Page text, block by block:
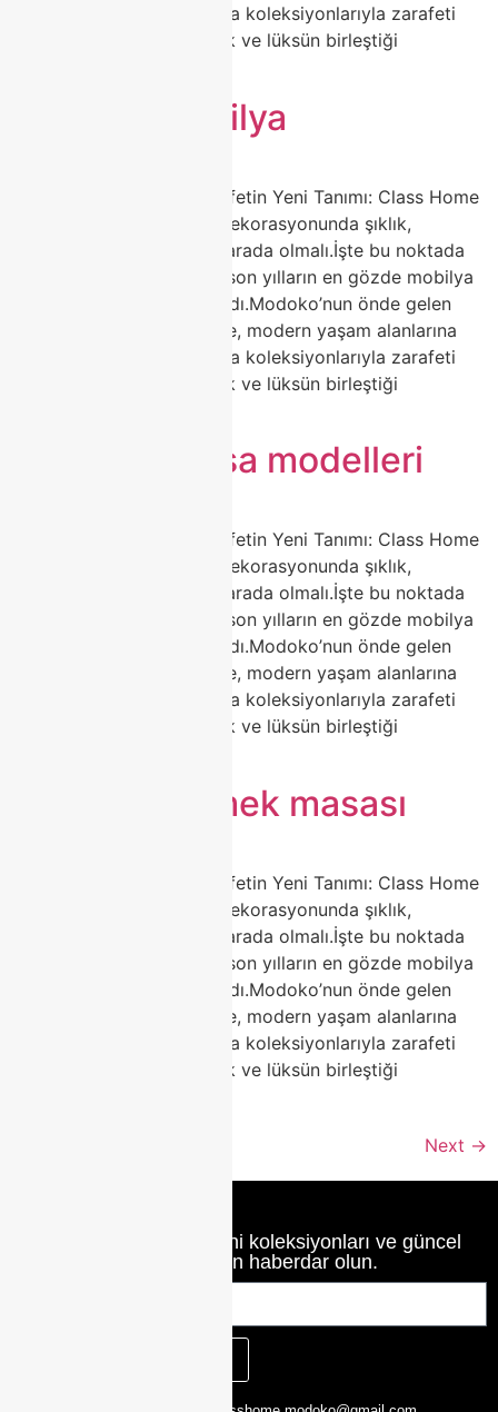
değer katan porselen masa koleksiyonlarıyla zarafeti
yeniden tanımlıyor. Sadelik ve lüksün birleştiği
modoko mobilya
🍽️ Porselen Masa ile Zarafetin Yeni Tanımı: Class Home
Modoko Koleksiyonu Ev dekorasyonunda şıklık,
dayanıklılık ve estetik bir arada olmalı.İşte bu noktada
porselen masa modelleri, son yılların en gözde mobilya
trendleri arasında yerini aldı.Modoko’nun önde gelen
markalarından Class Home, modern yaşam alanlarına
değer katan porselen masa koleksiyonlarıyla zarafeti
yeniden tanımlıyor. Sadelik ve lüksün birleştiği
porselen masa modelleri
🍽️ Porselen Masa ile Zarafetin Yeni Tanımı: Class Home
Modoko Koleksiyonu Ev dekorasyonunda şıklık,
dayanıklılık ve estetik bir arada olmalı.İşte bu noktada
porselen masa modelleri, son yılların en gözde mobilya
trendleri arasında yerini aldı.Modoko’nun önde gelen
markalarından Class Home, modern yaşam alanlarına
değer katan porselen masa koleksiyonlarıyla zarafeti
yeniden tanımlıyor. Sadelik ve lüksün birleştiği
porselen yemek masası
🍽️ Porselen Masa ile Zarafetin Yeni Tanımı: Class Home
Modoko Koleksiyonu Ev dekorasyonunda şıklık,
dayanıklılık ve estetik bir arada olmalı.İşte bu noktada
porselen masa modelleri, son yılların en gözde mobilya
trendleri arasında yerini aldı.Modoko’nun önde gelen
markalarından Class Home, modern yaşam alanlarına
değer katan porselen masa koleksiyonlarıyla zarafeti
yeniden tanımlıyor. Sadelik ve lüksün birleştiği
Next →
Class Home’un en yeni koleksiyonları ve güncel
haberlerinden haberdar olun.